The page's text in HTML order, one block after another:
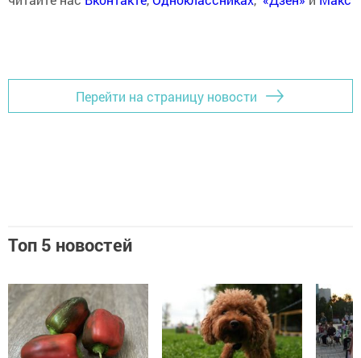
Перейти на страницу новости
Топ 5 новостей